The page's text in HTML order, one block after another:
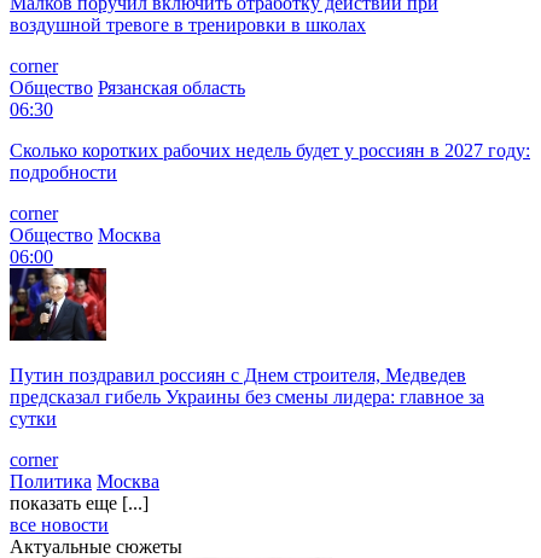
воздушной тревоге в тренировки в школах
corner
Общество Рязанская область
06:30
Сколько коротких рабочих недель будет у россиян в 2027 году:
подробности
corner
Общество Москва
06:00
Путин поздравил россиян с Днем строителя, Медведев
предсказал гибель Украины без смены лидера: главное за
сутки
corner
Политика Москва
показать еще [...]
все новости
Актуальные сюжеты